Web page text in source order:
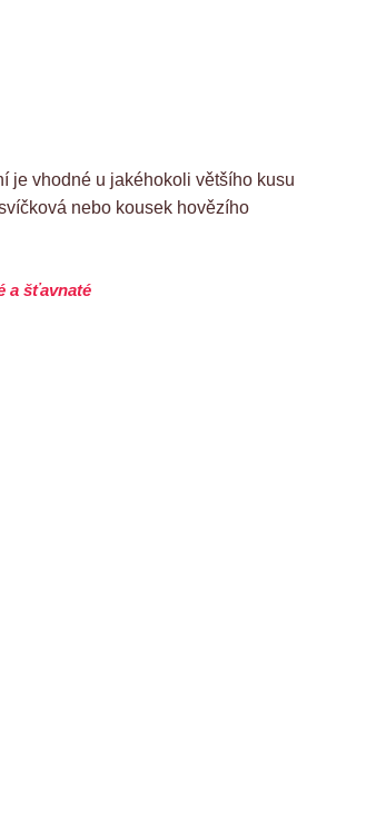
je vhodné u jakéhokoli většího kusu
nebo kousek hovězího
a šťavnaté